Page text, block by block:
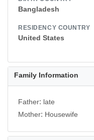
Bangladesh
RESIDENCY COUNTRY
United States
Family Information
Father: late
Mother: Housewife